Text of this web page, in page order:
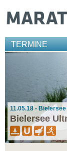
TERMINE
11.05.18 -
Bielersee